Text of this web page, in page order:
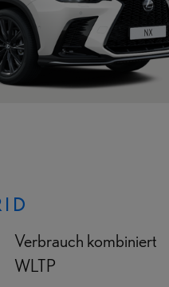
Verbrauch kombiniert
WLTP